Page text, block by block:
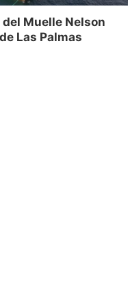
Muelle Nelson
Las Palmas